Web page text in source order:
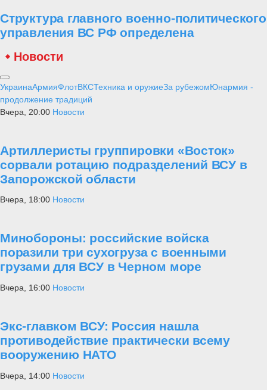
Структура главного военно-политического
управления ВС РФ определена
Новости
УкраинаАрмияФлотВКСТехника и оружиеЗа рубежомЮнармия -
продолжение традиций
Вчера, 20:00 Новости
Артиллеристы группировки «Восток»
сорвали ротацию подразделений ВСУ в
Запорожской области
Вчера, 18:00 Новости
Минобороны: российские войска
поразили три сухогруза с военными
грузами для ВСУ в Черном море
Вчера, 16:00 Новости
Экс-главком ВСУ: Россия нашла
противодействие практически всему
вооружению НАТО
Вчера, 14:00 Новости